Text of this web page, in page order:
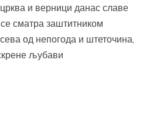
и верници данас славе
сматра заштитником
од непогода и штеточина,
љубави